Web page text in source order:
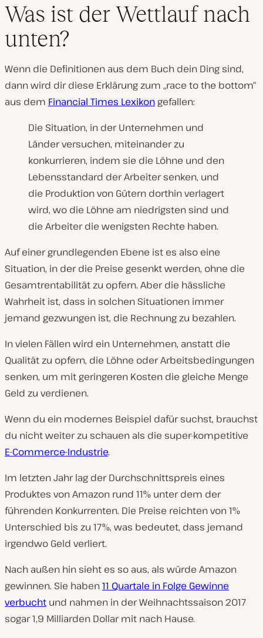
Was ist der Wettlauf nach
unten?
Wenn die Definitionen aus dem Buch dein Ding sind,
dann wird dir diese Erklärung zum „race to the bottom“
aus dem Financial Times Lexikon gefallen:
Die Situation, in der Unternehmen und
Länder versuchen, miteinander zu
konkurrieren, indem sie die Löhne und den
Lebensstandard der Arbeiter senken, und
die Produktion von Gütern dorthin verlagert
wird, wo die Löhne am niedrigsten sind und
die Arbeiter die wenigsten Rechte haben.
Auf einer grundlegenden Ebene ist es also eine
Situation, in der die Preise gesenkt werden, ohne die
Gesamtrentabilität zu opfern. Aber die hässliche
Wahrheit ist, dass in solchen Situationen immer
jemand gezwungen ist, die Rechnung zu bezahlen.
In vielen Fällen wird ein Unternehmen, anstatt die
Qualität zu opfern, die Löhne oder Arbeitsbedingungen
senken, um mit geringeren Kosten die gleiche Menge
Geld zu verdienen.
Wenn du ein modernes Beispiel dafür suchst, brauchst
du nicht weiter zu schauen als die super-kompetitive
E-Commerce-Industrie.
Im letzten Jahr lag der Durchschnittspreis eines
Produktes von Amazon rund 11% unter dem der
führenden Konkurrenten. Die Preise reichten von 1%
Unterschied bis zu 17%, was bedeutet, dass jemand
irgendwo Geld verliert.
Nach außen hin sieht es so aus, als würde Amazon
gewinnen. Sie haben11 Quartale in Folge Gewinne
verbucht und nahmen in der Weihnachtssaison 2017
sogar 1,9 Milliarden Dollar mit nach Hause.